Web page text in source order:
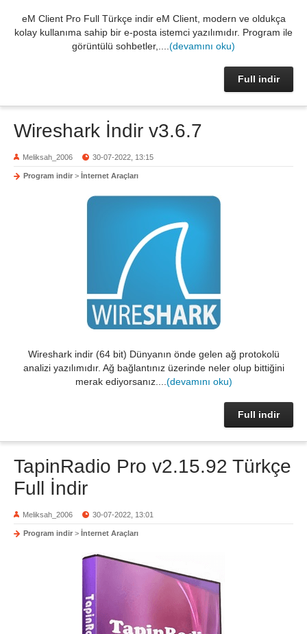
eM Client Pro Full Türkçe indir eM Client, modern ve oldukça
kolay kullanıma sahip bir e-posta istemci yazılımıdır. Program ile
görüntülü sohbetler,.... (devamını oku)
Full indir
Wireshark İndir v3.6.7
Meliksah_2006 30-07-2022, 13:15
Program indir > İnternet Araçları
Wireshark indir (64 bit) Dünyanın önde gelen ağ protokolü
analizi yazılımıdır. Ağ bağlantınız üzerinde neler olup bittiğini
merak ediyorsanız.... (devamını oku)
Full indir
TapinRadio Pro v2.15.92 Türkçe
Full İndir
Meliksah_2006 30-07-2022, 13:01
Program indir > İnternet Araçları